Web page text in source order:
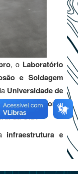
, o Laboratório
e Soldagem
Universidade de
pesquisadores
da UiB.
infraestrutura e